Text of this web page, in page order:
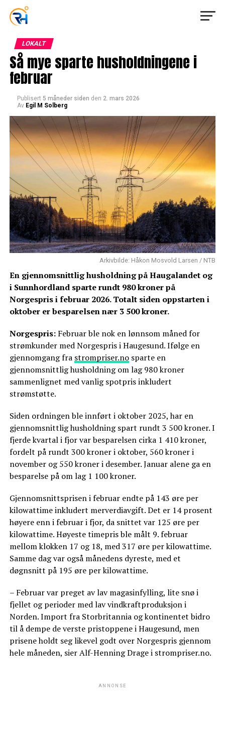
LOKALT
Så mye sparte husholdningene i
februar
Publisert 5 måneder siden den 2. mars 2026
Av Egil M Solberg
Arkivbilde: Håkon Mosvold Larsen / NTB
En gjennomsnittlig husholdning på Haugalandet og
i Sunnhordland sparte rundt 980 kroner på
Norgespris i februar 2026. Totalt siden oppstarten i
oktober er besparelsen nær 3 500 kroner.
Norgespris:Februar ble nok en lønnsom måned for
strømkunder med Norgespris i Haugesund. Ifølge en
gjennomgang fra strompriser.nosparte en
gjennomsnittlig husholdning om lag 980 kroner
sammenlignet med vanlig spotpris inkludert
strømstøtte.
Siden ordningen ble innført i oktober 2025, har en
gjennomsnittlig husholdning spart rundt 3 500 kroner. I
fjerde kvartal i fjor var besparelsen cirka 1 410 kroner,
fordelt på rundt 300 kroner i oktober, 560 kroner i
november og 550 kroner i desember. Januar alene ga en
besparelse på om lag 1 100 kroner.
Gjennomsnittsprisen i februar endte på 143 øre per
kilowattime inkludert merverdiavgift. Det er 14 prosent
høyere enn i februar i fjor, da snittet var 125 øre per
kilowattime. Høyeste timepris ble målt 9. februar
mellom klokken 17 og 18, med 317 øre per kilowattime.
Samme dag var også månedens dyreste, med et
døgnsnitt på 195 øre per kilowattime.
– Februar var preget av lav magasinfylling, lite snø i
fjellet og perioder med lav vindkraftproduksjon i
Norden. Import fra Storbritannia og kontinentet bidro
til å dempe de verste pristoppene i Haugesund, men
prisene holdt seg likevel godt over Norgespris gjennom
hele måneden, sier Alf-Henning Drage i strompriser.no.
ANNONSE